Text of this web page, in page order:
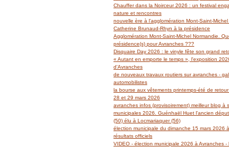
Janvier(14)
Février(19)
Janvier(14)
Mars(29)
Février(18)
Janvier(13)
Avril(27)
Mars(62)
Février(39)
Janvier(5)
Mai(14)
Avril(6)
Mars(6)
Février(2)
Janvier(3)
Chauffer dans la Noirceur 2026 : un festival
nature et rencontres
nouvelle ère à l'agglomération Mont-Saint-
Catherine Brunaud-Rhyn à la présidence
Agglomération Mont-Saint-Michel Normandie.
présidence(s) pour Avranches ???
Disquaire Day 2026 : le vinyle fête son grand
« Autant en emporte le temps », l'exposition
d'Avranches
de nouveaux travaux routiers sur avranches -
automobilistes
la bourse aux vêtements printemps-été de retour
28 et 29 mars 2026
avranches infos (provisoirement) meilleur blog à
municipales 2026. Guénhaël Huet l'ancien
(50) élu à Locmariaquer (56)
élection municipale du dimanche 15 mars 2026
résultats officiels
VIDEO - élection municipale 2026 à Avranches -